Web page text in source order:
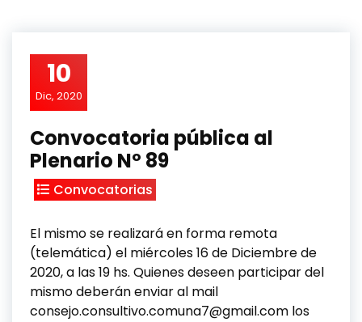
10
Dic, 2020
Convocatoria pública al
Plenario Nº 89
Convocatorias
El mismo se realizará en forma remota
(telemática) el miércoles 16 de Diciembre de
2020, a las 19 hs. Quienes deseen participar del
mismo deberán enviar al mail
consejo.consultivo.comuna7@gmail.com los